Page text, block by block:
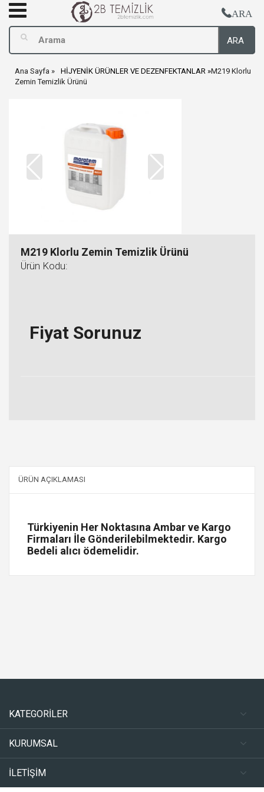
ARA
ARA
Ana Sayfa HİJYENİK ÜRÜNLER VE DEZENFEKTANLAR M219 Klorlu
Zemin Temizlik Ürünü
M219 Klorlu Zemin Temizlik Ürünü
Ürün Kodu:
Fiyat Sorunuz
ÜRÜN AÇIKLAMASI
Türkiyenin Her Noktasına Ambar ve Kargo
Firmaları İle Gönderilebilmektedir. Kargo
Bedeli alıcı ödemelidir.
KATEGORİLER
KURUMSAL
İLETİŞİM